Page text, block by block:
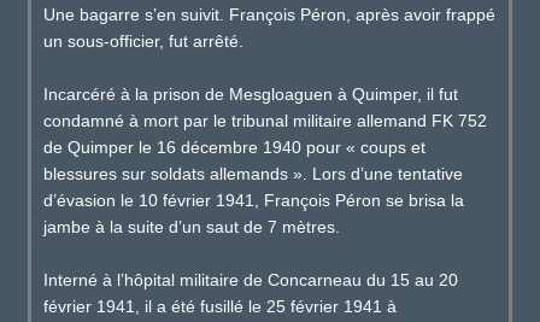
Une bagarre s’en suivit. François Péron, après avoir frappé
un sous-officier, fut arrêté.
Incarcéré à la prison de Mesgloaguen à Quimper, il fut
condamné à mort par le tribunal militaire allemand FK 752
de Quimper le 16 décembre 1940 pour « coups et
blessures sur soldats allemands ». Lors d’une tentative
d’évasion le 10 février 1941, François Péron se brisa la
jambe à la suite d’un saut de 7 mètres.
Interné à l’hôpital militaire de Concarneau du 15 au 20
février 1941, il a été fusillé le 25 février 1941 à